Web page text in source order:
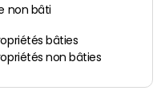
non bâti
bâties
non bâties